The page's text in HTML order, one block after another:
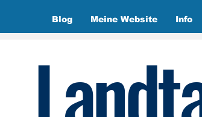
Blog Meine Website Info